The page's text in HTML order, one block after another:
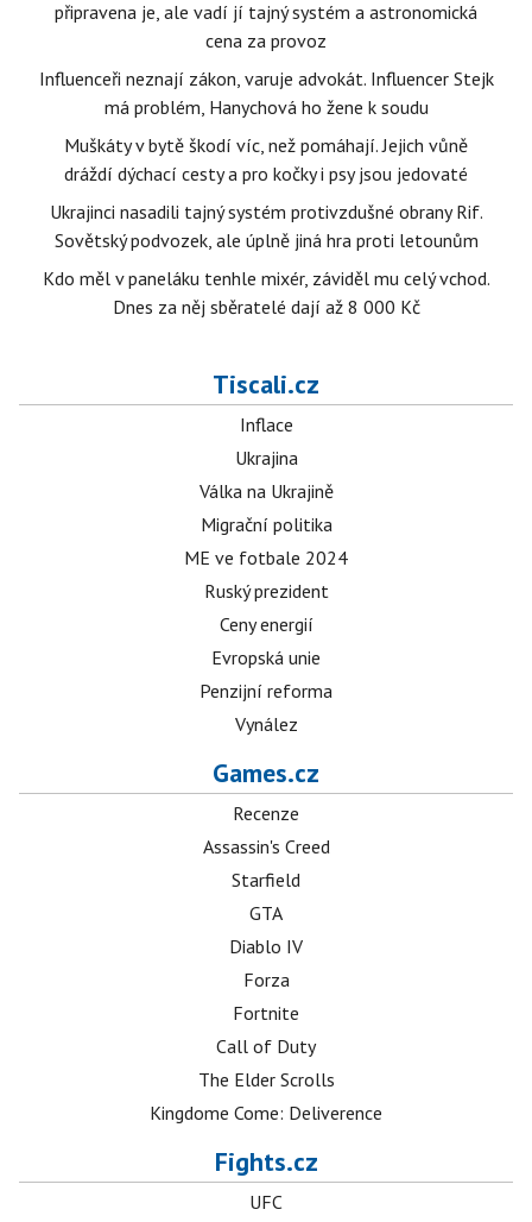
připravena je, ale vadí jí tajný systém a astronomická
cena za provoz
Influenceři neznají zákon, varuje advokát. Influencer Stejk
má problém, Hanychová ho žene k soudu
Muškáty v bytě škodí víc, než pomáhají. Jejich vůně
dráždí dýchací cesty a pro kočky i psy jsou jedovaté
Ukrajinci nasadili tajný systém protivzdušné obrany Rif.
Sovětský podvozek, ale úplně jiná hra proti letounům
Kdo měl v paneláku tenhle mixér, záviděl mu celý vchod.
Dnes za něj sběratelé dají až 8 000 Kč
Tiscali.cz
Inflace
Ukrajina
Válka na Ukrajině
Migrační politika
ME ve fotbale 2024
Ruský prezident
Ceny energií
Evropská unie
Penzijní reforma
Vynález
Games.cz
Recenze
Assassin's Creed
Starfield
GTA
Diablo IV
Forza
Fortnite
Call of Duty
The Elder Scrolls
Kingdome Come: Deliverence
Fights.cz
UFC